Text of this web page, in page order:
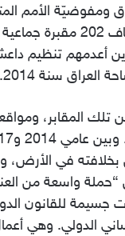
ومفوضيّة الأمم
لحقوق الإنسان، اكتشاف
أعدمهم تنظيم
سنة 2014.
تلك المقابر،
في الأرض،
“حملة واسعة من
جسيمة للقانون
الدولي. وهي